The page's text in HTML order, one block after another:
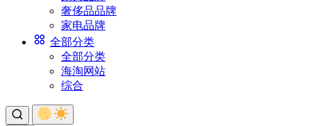
奢侈品品牌
家电品牌
全部分类
全部分类
海淘网站
综合